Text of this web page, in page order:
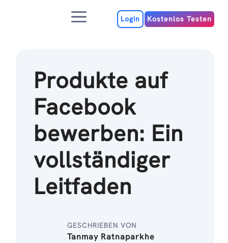
MenuLogin Kostenlos Testen
Produkte auf
Facebook
bewerben: Ein
vollständiger
Leitfaden
GESCHRIEBEN VON
Tanmay Ratnaparkhe